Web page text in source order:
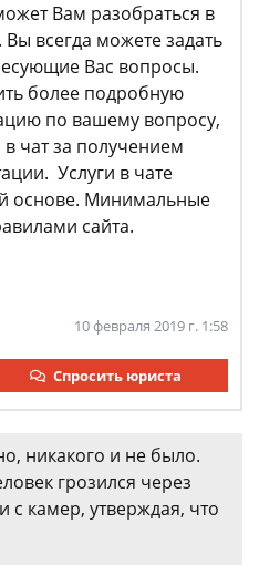
Вам разобраться в
всегда можете задать
Вас вопросы.
более подробную
по вашему вопросу,
чат за получением
Услуги в чате
основе. Минимальные
сайта.
10 февраля 2019 г. 1:58
Спросить юриста
никакого и не было.
грозился через
с камер, утверждая, что